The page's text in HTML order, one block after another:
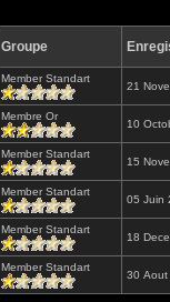
Groupe
Member Standart
21
Membre Or
10
Member Standart
15
Member Standart
05 Juin
Member Standart
18
Member Standart
30 Aout